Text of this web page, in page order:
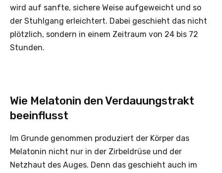
wird auf sanfte, sichere Weise aufgeweicht und so
der Stuhlgang erleichtert. Dabei geschieht das nicht
plötzlich, sondern in einem Zeitraum von 24 bis 72
Stunden.
Wie Melatonin den Verdauungstrakt
beeinflusst
Im Grunde genommen produziert der Körper das
Melatonin nicht nur in der Zirbeldrüse und der
Netzhaut des Auges. Denn das geschieht auch im